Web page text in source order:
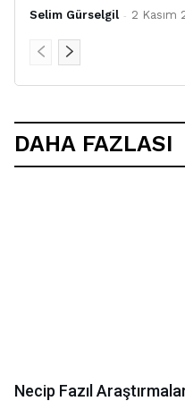
Selim Gürselgil - 2 Kasım
DAHA FAZLASI
Necip Fazıl